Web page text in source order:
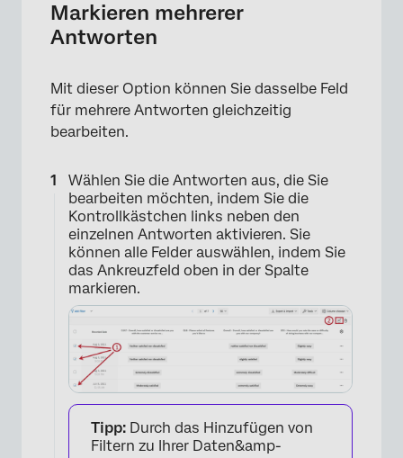
Markieren mehrerer
Antworten
Mit dieser Option können Sie dasselbe Feld
für mehrere Antworten gleichzeitig
bearbeiten.
Wählen Sie die Antworten aus, die Sie
bearbeiten möchten, indem Sie die
Kontrollkästchen links neben den
einzelnen Antworten aktivieren. Sie
können alle Felder auswählen, indem Sie
das Ankreuzfeld oben in der Spalte
markieren.
Tipp: Durch das Hinzufügen von
Filtern zu Ihrer Daten&amp-